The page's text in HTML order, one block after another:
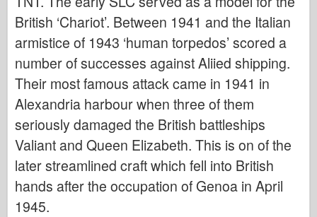
Modelli IBG
Icm
Italeri
Leggenda
Modello Meng
Tamiya
Tristar
Trombettista
Zvezda
British ‘Chariot’. Between 1941 and the Italian
armistice of 1943 ‘human torpedos’ scored a
number of successes against Aliied shipping.
Their most famous attack came in 1941 in
Alexandria harbour when three of them
seriously damaged the British battleships
Valiant and Queen Elizabeth. This is on of the
later streamlined craft which fell into British
hands after the occupation of Genoa in April
1945.